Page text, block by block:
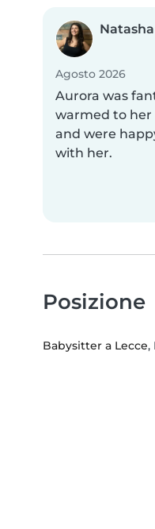
Natasha
Agosto 2026
Aurora was
warmed to
and were
with her.
Posizione
Babysitter a Lecce,